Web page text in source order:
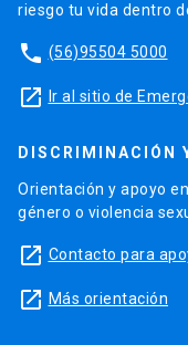
riesgo tu vida dentro
phone (56)95504 5000
launch Ir al sitio de
DISCRIMINACIÓN
Orientación y apoyo
género o violencia
launch Contacto para
launch Más orientación